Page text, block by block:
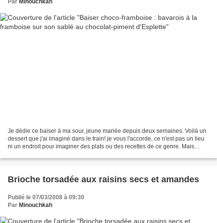
Je dédie ce baiser à ma sour, jeune mariée depuis deux semaines. Voilà un
dessert que j'ai imaginé dans le train! je vous l'accorde, ce n'est pas un lieu
ni un endroit pour imaginer des plats ou des recettes de ce genre. Mais
Brioche torsadée aux raisins secs et amandes
Publié le 07/03/2008 à 09:30
Par Minouchkah